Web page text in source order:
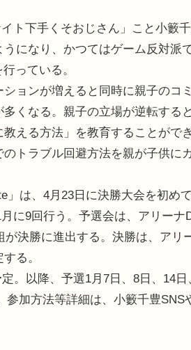
ト下手くそおじさん」こと小籔
になり、かつてはゲーム反対派
っている。
ョンが増えると同時に親子のコ
くなる。親子の立場が逆転する
える方法」を教育することがで
トラブル回避方法を親が子供に
は、4月23日に決勝大会を初め
に9回行う。予選会は、アリーナ
決勝に進出する。決勝は、アリ
る。
。以降、予選1月7日、8日、14
加方法等詳細は、小籔千豊SNS